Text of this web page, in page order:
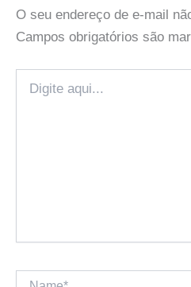
O seu endereço de e-mail
Campos obrigatórios são
aqui...